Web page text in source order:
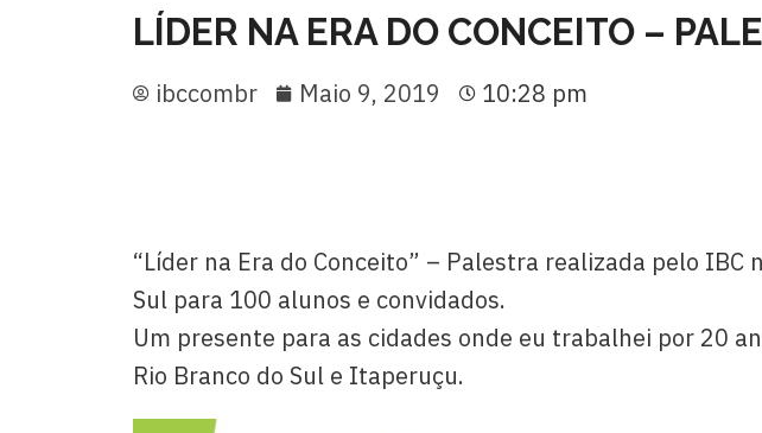
LÍDER NA ERA DO CONCEITO –
ibccombr Maio 9, 2019 10:28 pm
“Líder na Era do Conceito” – Palestra realizada pelo
Sul para 100 alunos e convidados.
Um presente para as cidades onde eu trabalhei por 20
Rio Branco do Sul e Itaperuçu.